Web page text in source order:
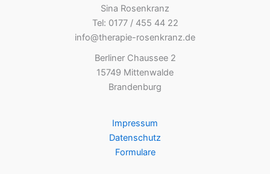
Sina Rosenkranz
Tel: 0177 / 455 44 22
info@therapie-rosenkranz.de
Berliner Chaussee 2
15749 Mittenwalde
Brandenburg
Impressum
Datenschutz
Formulare